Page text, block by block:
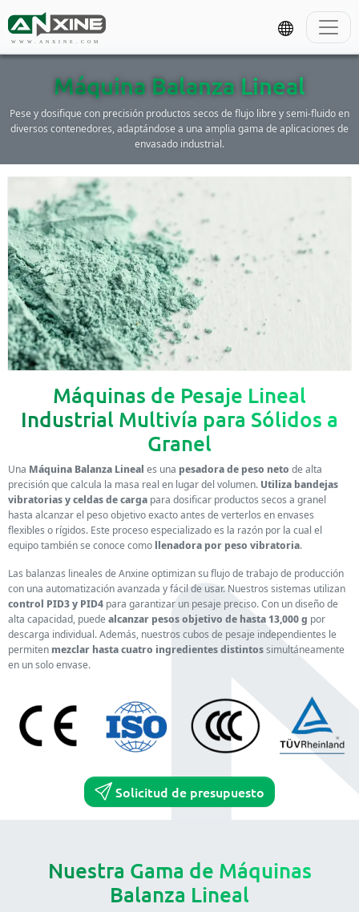
WWW.ANXINE.COM
Máquina Balanza Lineal
Pese y dosifique con precisión productos secos de flujo libre y semi-fluido en
diversos contenedores, adaptándose a una amplia gama de aplicaciones de
envasado industrial.
Máquinas de Pesaje Lineal
Industrial Multivía para Sólidos a
Granel
Una Máquina Balanza Lineal es una pesadora de peso neto de alta
precisión que calcula la masa real en lugar del volumen. Utiliza bandejas
vibratorias y celdas de carga para dosificar productos secos a granel
hasta alcanzar el peso objetivo exacto antes de verterlos en envases
flexibles o rígidos. Este proceso especializado es la razón por la cual el
equipo también se conoce como llenadora por peso vibratoria.
Las balanzas lineales de Anxine optimizan su flujo de trabajo de producción
con una automatización avanzada y fácil de usar. Nuestros sistemas utilizan
control PID3 y PID4 para garantizar un pesaje preciso. Con un diseño de
alta capacidad, puedealcanzar pesos objetivo de hasta 13,000 g por
descarga individual. Además, nuestros cubos de pesaje independientes le
permiten mezclar hasta cuatro ingredientes distintossimultáneamente
en un solo envase.
Solicitud de presupuesto
Nuestra Gama de Máquinas
Balanza Lineal